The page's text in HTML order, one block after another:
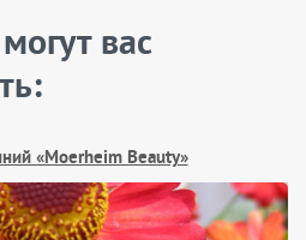
вас
«Moerheim Beauty»